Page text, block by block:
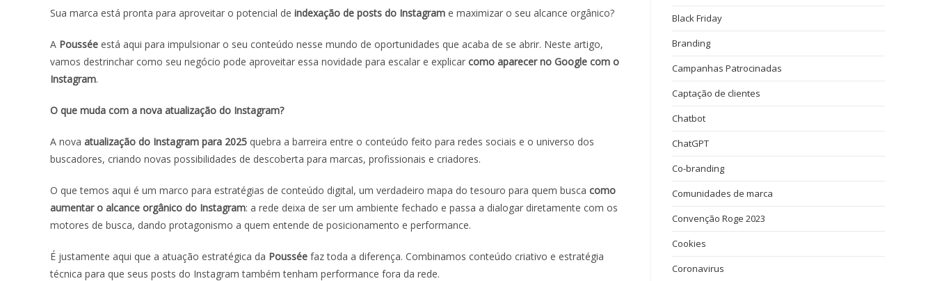
Sua marca está pronta para aproveitar o potencial de indexação de posts do Instagram e maximizar o seu alcance orgânico?
A Poussée está aqui para impulsionar o seu conteúdo nesse mundo de oportunidades que acaba de se abrir. Neste artigo,
vamos destrinchar como seu negócio pode aproveitar essa novidade para escalar e explicar como aparecer no Google com o
Instagram.
O que muda com a nova atualização do Instagram?
A nova atualização do Instagram para 2025 quebra a barreira entre o conteúdo feito para redes sociais e o universo dos
buscadores, criando novas possibilidades de descoberta para marcas, profissionais e criadores.
O que temos aqui é um marco para estratégias de conteúdo digital, um verdadeiro mapa do tesouro para quem busca como
aumentar o alcance orgânico do Instagram: a rede deixa de ser um ambiente fechado e passa a dialogar diretamente com os
motores de busca, dando protagonismo a quem entende de posicionamento e performance.
É justamente aqui que a atuação estratégica da Poussée faz toda a diferença. Combinamos conteúdo criativo e estratégia
técnica para que seus posts do Instagram também tenham performance fora da rede.
Black Friday
Branding
Campanhas Patrocinadas
Captação de clientes
Chatbot
ChatGPT
Co-branding
Comunidades de marca
Convenção Roge 2023
Cookies
Coronavirus